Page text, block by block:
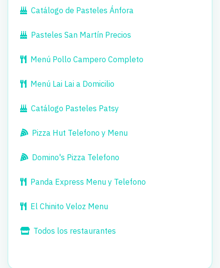
Catálogo de Pasteles Ánfora
Pasteles San Martín Precios
Menú Pollo Campero Completo
Menú Lai Lai a Domicilio
Catálogo Pasteles Patsy
Pizza Hut Telefono y Menu
Domino's Pizza Telefono
Panda Express Menu y Telefono
El Chinito Veloz Menu
Todos los restaurantes